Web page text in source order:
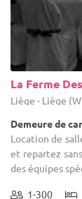
La Ferme
Liège - Liège
Demeure de
Location de
et repartez
des équipes
1-300